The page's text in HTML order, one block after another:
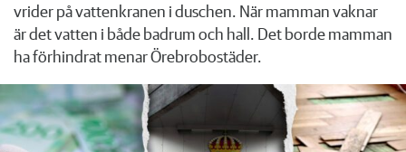
vrider på vattenkranen i duschen. När mamman vaknar
är det vatten i både badrum och hall. Det borde mamman
ha förhindrat menar Örebrobostäder.